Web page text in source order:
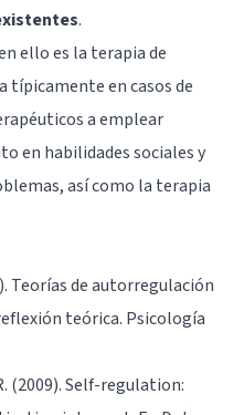
.
ello es la terapia de
típicamente en casos de
a emplear
en habilidades sociales y
así como la terapia
Teorías de autorregulación
teórica. Psicología
(2009). Self-regulation: